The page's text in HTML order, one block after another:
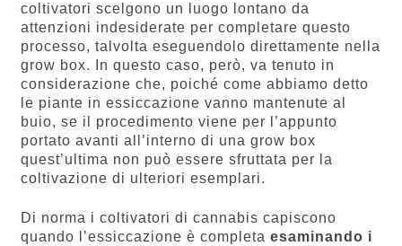
coltivatori scelgono un luogo lontano da
attenzioni indesiderate per completare questo
processo, talvolta eseguendolo direttamente nella
grow box. In questo caso, però, va tenuto in
considerazione che, poiché come abbiamo detto
le piante in essiccazione vanno mantenute al
buio, se il procedimento viene per l’appunto
portato avanti all’interno di una grow box
quest’ultima non può essere sfruttata per la
coltivazione di ulteriori esemplari.
Di norma i coltivatori di cannabis capiscono
quando l’essiccazione è completa esaminando i